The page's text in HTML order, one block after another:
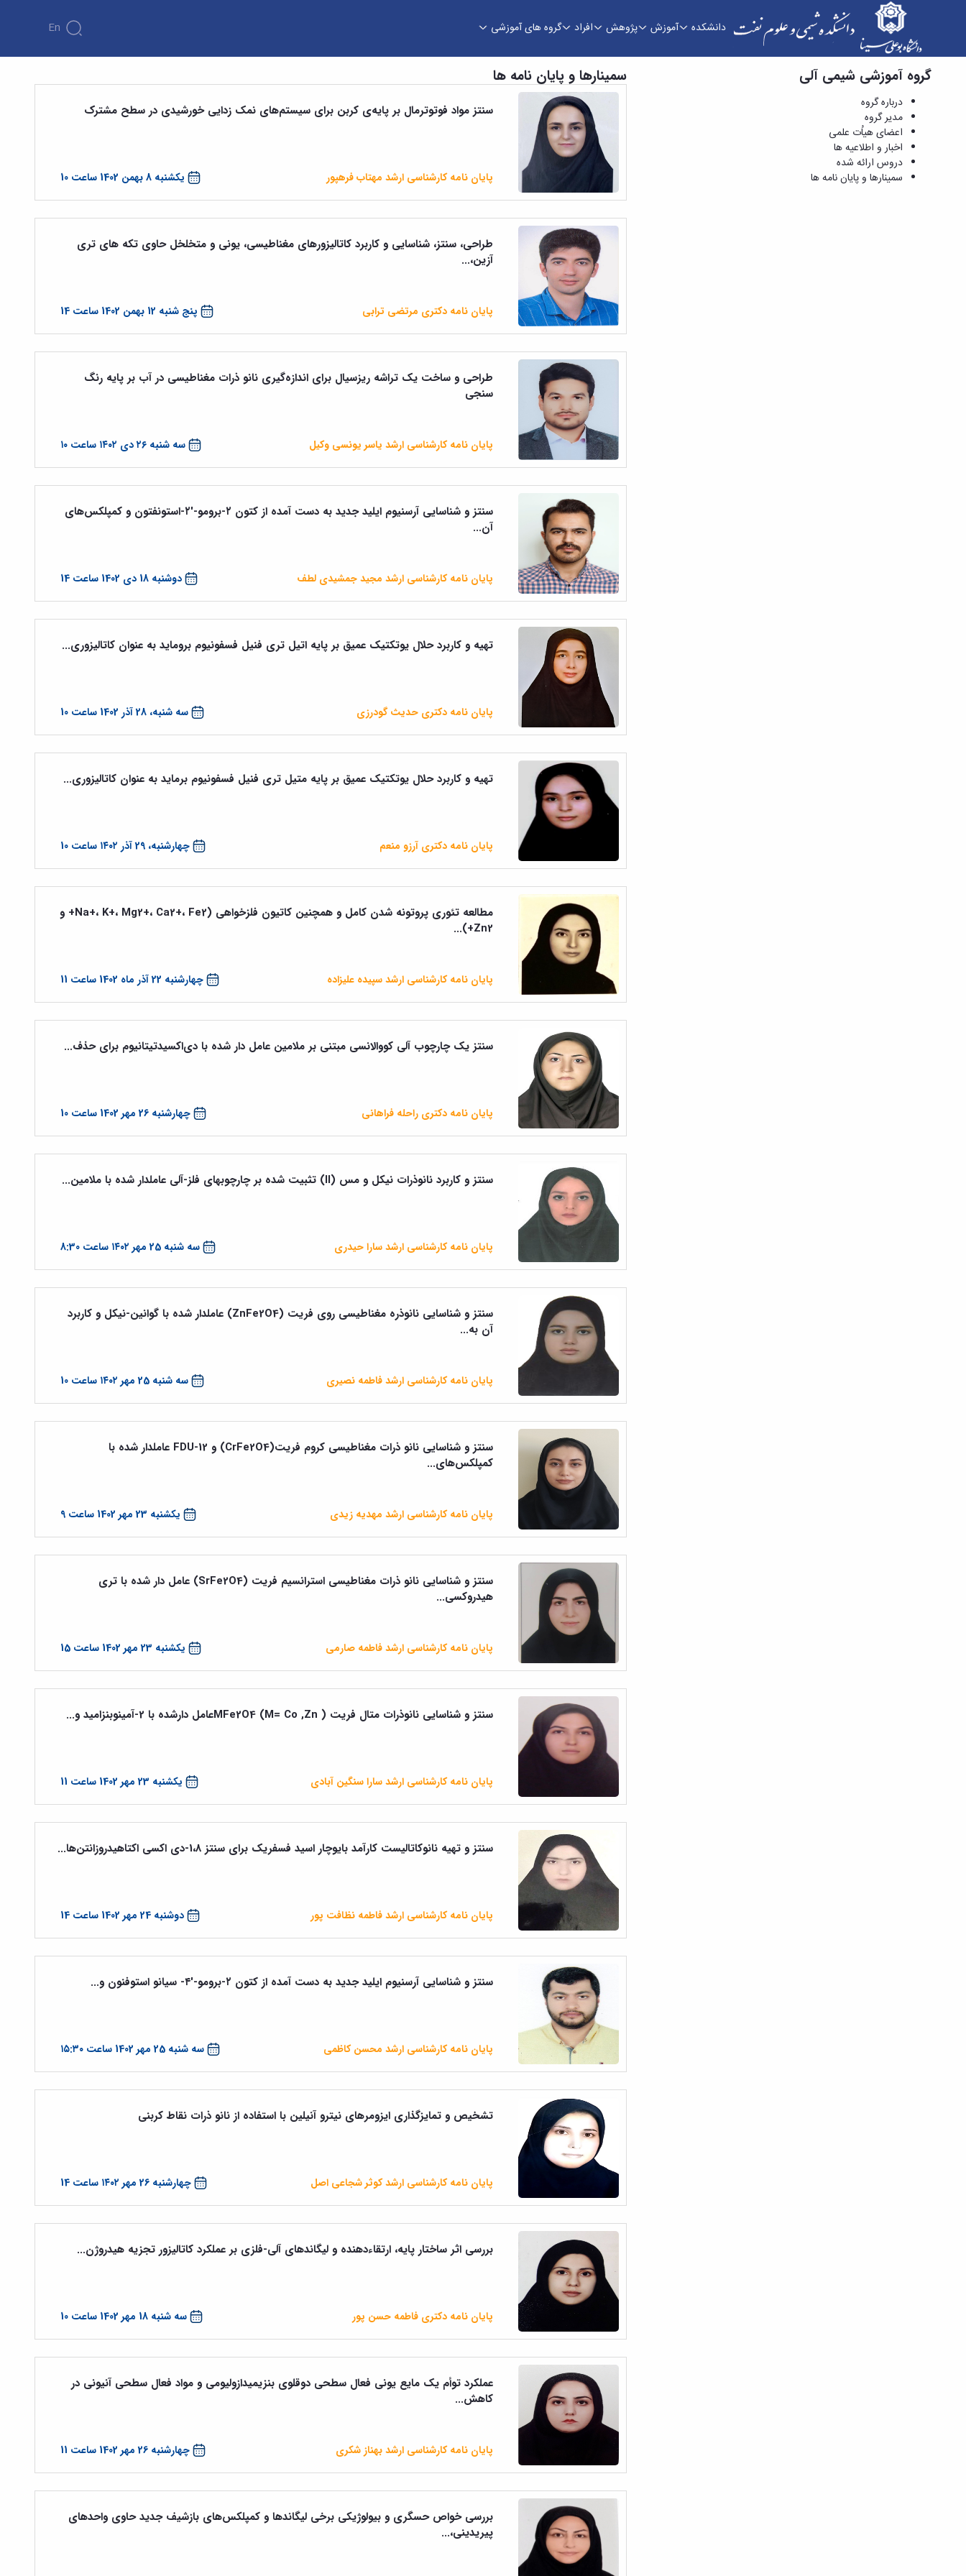
دانشکده آموزش پژوهش افراد گروه های آموزشی En
سمینارها و پایان نامه ها - دانشکده شیمی و علوم نفت
گروه آموزشی شیمی آلی
درباره گروه
مدیر گروه
اعضای هیاُت علمی
اخبار و اطلاعیه ها
دروس ارائه شده
سمینارها و پایان نامه ها
سمینارها و پایان نامه ها
یکشنبه 8 بهمن 1402 ساعت 10
سنتز مواد فوتوترمال بر پایه‌ی کربن برای سیستم‌های نمک زدایی خورشیدی در سطح مشترک
پایان نامه کارشناسی ارشد مهتاب فرهپور
پنج شنبه 12 بهمن 1402 ساعت 14
طراحی، سنتز، شناسایی و کاربرد کاتالیزورهای مغناطیسی، یونی و متخلخل حاوی تکه های تری
آزین،...
پایان نامه دکتری مرتضی ترابی
سه شنبه ۲۶ دی ۱۴۰۲ ساعت ۱۰
طراحی و ساخت یک تراشه ریزسیال برای اندازه‌گیری نانو ذرات مغناطیسی در آب بر پایه رنگ
سنجی
پایان نامه کارشناسی ارشد یاسر یونسی وکیل
دوشنبه 18 دی 1402 ساعت 14
سنتز و شناسایی آرسنیوم ایلید جدید به دست آمده از کتون ۲-برومو-'۲-استونفتون و کمپلکس‌های
آن...
پایان نامه کارشناسی ارشد مجید جمشیدی لطف
سه شنبه، 28 آذر 1402 ساعت 10
تهیه و کاربرد حلال یوتکتیک عمیق بر پایه اتیل تری فنیل فسفونیوم بروماید به عنوان کاتالیزوری...
پایان نامه دکتری حدیث گودرزی
چهارشنبه، 29 آذر ۱۴۰۲ ساعت 10
تهیه و کاربرد حلال یوتکتیک عمیق بر پایه متیل تری فنیل فسفونیوم برماید به عنوان کاتالیزوری...
پایان نامه دکتری آرزو منعم
چهارشنبه 22 آذر ماه 1402 ساعت 11
مطالعه تئوری پروتونه شدن کامل و همچنین کاتیون فلزخواهی (Na+، K+، Mg2+، Ca2+، Fe2+ و
Zn2+)...
پایان نامه کارشناسی ارشد سپیده علیزاده
چهارشنبه 26 مهر 1402 ساعت 10
سنتز یک ‌چارچوب آلی کووالانسی مبتنی بر ملامین عامل دار شده با دی‌اکسیدتیتانیوم برای حذف...
پایان نامه دکتری راحله فراهانی
سه شنبه 25 مهر ۱۴۰۲ ساعت 8:30
سنتز و کاربرد نانوذرات نیکل و مس (II) تثبیت شده بر چارچوبهای فلز-آلی عاملدار شده با ملامین...
پایان نامه کارشناسی ارشد سارا حیدری
سه شنبه 25 مهر ۱۴۰۲ ساعت 10
سنتز و شناسایی نانوذره مغناطیسی روی فریت (ZnFe2O4) عاملدار شده با گوانین-نیکل و کاربرد
آن به...
پایان نامه کارشناسی ارشد فاطمه نصیری
یکشنبه 23 مهر 1402 ساعت 9
سنتز و شناسایی نانو ذرات مغناطیسی کروم فریت(CrFe2O4) و FDU-12 عاملدار شده با
کمپلکس‌های...
پایان نامه کارشناسی ارشد مهدیه زیدی
یکشنبه 23 مهر 1402 ساعت 15
سنتز و شناسایی نانو ذرات مغناطیسی استرانسیم فریت (SrFe2O4) عامل دار شده با تری
هیدروکسی...
پایان نامه کارشناسی ارشد فاطمه صارمی
یکشنبه 23 مهر 1402 ساعت 11
سنتز و شناسایی نانوذرات متال فریت MFe2O4 (M= Co ,Zn )عامل دارشده با 2-آمینوبنزامید و...
پایان نامه کارشناسی ارشد سارا سنگین آبادی
دوشنبه 24 مهر 1402 ساعت 14
سنتز و تهیه نانوکاتالیست کارآمد بایوچار اسید فسفریک برای سنتز 1،8-دی اکسی اکتاهیدروزانتن‌ها...
پایان نامه کارشناسی ارشد فاطمه نظافت پور
سه شنبه 25 مهر 1402 ساعت ۱۵:۳۰
سنتز و شناسایی آرسنیوم ایلید جدید به دست آمده از کتون ۲-برومو-'۴- سیانو استوفنون و...
پایان نامه کارشناسی ارشد محسن کاظمی
چهارشنبه 26 مهر ۱۴۰۲ ساعت 14
تشخیص و تمایزگذاری ایزومرهای نیترو آنیلین با استفاده از نانو ذرات نقاط کربنی
پایان نامه کارشناسی ارشد کوثر شجاعی اصل
سه شنبه 18 مهر 1402 ساعت 10
بررسی اثر ساختار پایه، ارتقاءدهنده و لیگاندهای آلی-فلزی بر عملکرد کاتالیزور تجزیه هیدروژن...
پایان نامه دکتری فاطمه حسن پور
چهارشنبه 26 مهر 1402 ساعت 11
عملکرد توأم یک مایع یونی فعال سطحی دوقلوی بنزیمیدازولیومی و مواد فعال سطحی آنیونی در
کاهش...
پایان نامه کارشناسی ارشد بهناز شکری
بررسی خواص حسگری و بیولوژیکی برخی لیگاندها و کمپلکس‌های بازشیف جدید حاوی واحدهای
پیریدینی،...